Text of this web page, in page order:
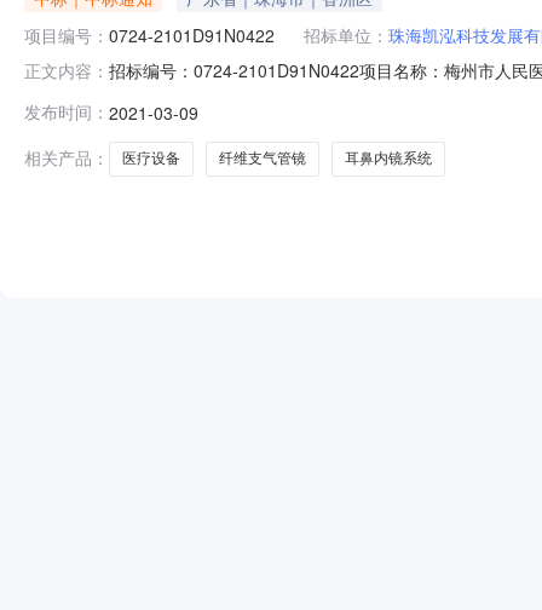
项目编号： 0724-2101D91N0422 招标单位： 珠海凯泓科技发展
正文内容： 招标编号：0724-2101D91N0422项目名称：梅州市人民
珠海天润德贸易有限公司；法人代表：裴殿臣；地址：
发布时间： 2021-03-09
相关产品：
医疗设备 纤维支气管镜 耳鼻内镜系统